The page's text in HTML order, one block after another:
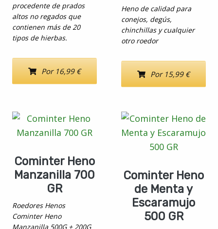
procedente de prados
altos no regados que
contienen más de 20
tipos de hierbas.
Por 16,99 €
Heno de calidad para
conejos, degús,
chinchillas y cualquier
otro roedor
Por 15,99 €
Cominter Heno
Manzanilla 700
GR
Roedores Henos
Cominter Heno
Manzanilla 500G + 200G
Cominter Heno
de Menta y
Escaramujo
500 GR